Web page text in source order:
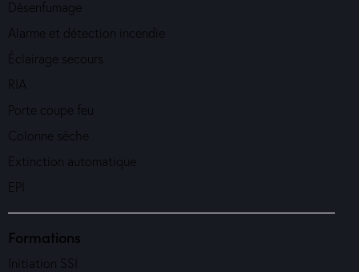
Désenfumage
Alarme et détection incendie
Éclairage secours
RIA
Porte coupe feu
Colonne sèche
Extinction automatique
EPI
Formations
Initiation SSI